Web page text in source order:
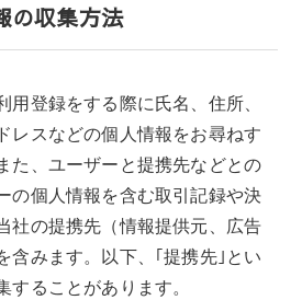
収集方法
用登録をする際に氏名、住所、
レスなどの個人情報をお尋ねす
た、ユーザーと提携先などとの
の個人情報を含む取引記録や決
社の提携先（情報提供元、広告
含みます。以下、｢提携先｣とい
することがあります。